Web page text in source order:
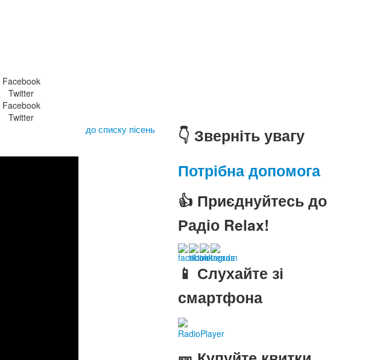
Facebook
Twitter
Facebook
Twitter
до списку пісень
👇 Зверніть увагу
Потрібна допомога
👍 Приєднуйтесь до
Радіо Relax!
📱 Слухайте зі
смартфона
RadioPlayer